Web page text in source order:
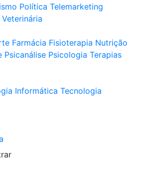
Política Telemarketing
Veterinária
Farmácia Fisioterapia Nutrição
Psicanálise Psicologia Terapias
Informática Tecnologia